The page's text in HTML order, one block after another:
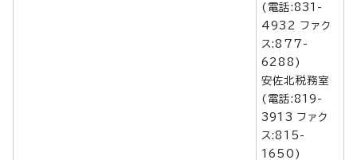
(電話:831-
4932 ファク
ス:877-
6288)
安佐北税務室
(電話:819-
3913 ファク
ス:815-
1650)